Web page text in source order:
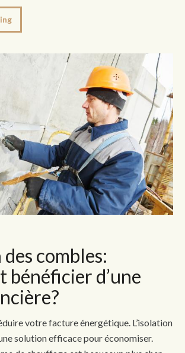
combles:
bénéficier d’une
votre facture énergétique. L’isolation
solution efficace pour économiser.